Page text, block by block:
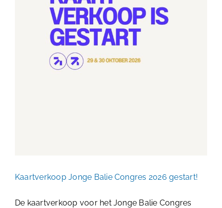
Kaartverkoop Jonge Balie
Congres 2026 gestart!
Kaartverkoop Jonge Balie Congres 2026 gestart!
De kaartverkoop voor het Jonge Balie Congres